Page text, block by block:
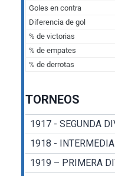
TORNEOS
1917 - SEGUNDA
1918 -
1919 – PRIMERA